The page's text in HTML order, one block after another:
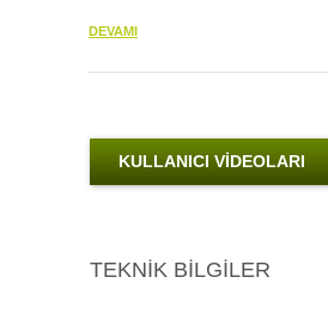
DEVAMI
KULLANICI VİDEOLARI
TEKNİK BİLGİLER